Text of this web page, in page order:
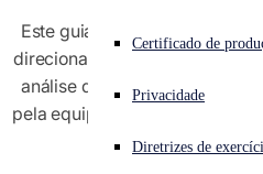
Enfrentando um ataque
Iniciar sessão
Open search
Português (Brasil) Open language
Certificado de
Privacidade
Diretrizes de
Este guia de fácil leitura
direcionar a sua estratégia de
análise de 232 incidentes
pela equipe de resposta a